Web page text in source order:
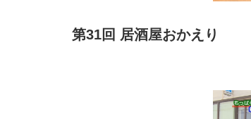
第31回 居酒屋おかえり